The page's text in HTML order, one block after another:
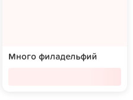
Много филадельфий